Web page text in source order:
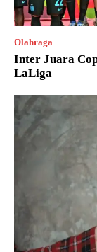
Olahraga
Inter Juara
LaLiga